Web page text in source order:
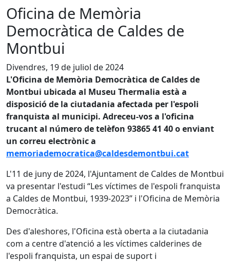
Oficina de Memòria
Democràtica de Caldes de
Montbui
Divendres, 19 de juliol de 2024
L'Oficina de Memòria Democràtica de Caldes de
Montbui ubicada al Museu Thermalia està a
disposició de la ciutadania afectada per l'espoli
franquista al municipi. Adreceu-vos a l'oficina
trucant al número de telèfon 93865 41 40 o enviant
un correu electrònic a
memoriademocratica@caldesdemontbui.cat
L'11 de juny de 2024, l'Ajuntament de Caldes de Montbui
va presentar l'estudi “Les víctimes de l'espoli franquista
a Caldes de Montbui, 1939-2023” i l'Oficina de Memòria
Democràtica.
Des d'aleshores, l'Oficina està oberta a la ciutadania
com a centre d'atenció a les víctimes calderines de
l'espoli franquista, un espai de suport i